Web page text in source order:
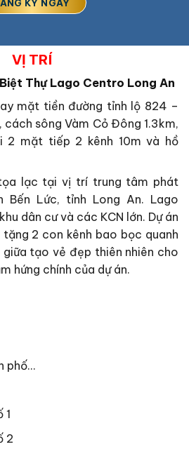
VỊ TRÍ
Thự Lago Centro Long An
mặt tiền đường tỉnh lộ 824 –
sông Vàm Cỏ Đông 1.3km,
2 mặt tiếp 2 kênh 10m và hồ
lạc tại vị trí trung tâm phát
Bến Lức, tỉnh Long An. Lago
dân cư và các KCN lớn. Dự án
2 con kênh bao bọc quanh
giữa tạo vẻ đẹp thiên nhiên cho
hứng chính của dự án.
phố…
1
2